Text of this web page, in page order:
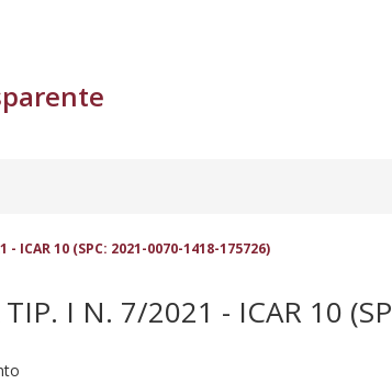
10 (SPC: 2021-0070-1418-175726)
TIP. I N. 7/2021 - ICAR 10